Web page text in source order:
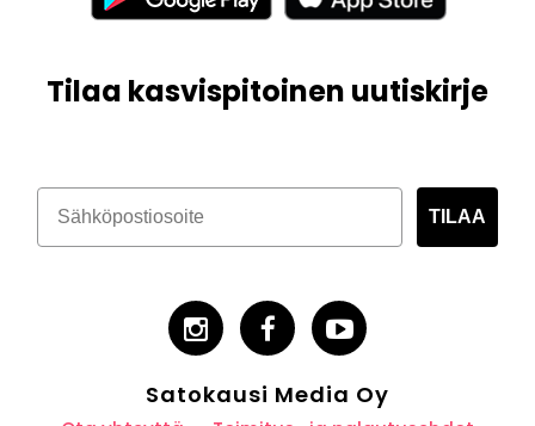
Tilaa kasvispitoinen uutiskirje
TILAA
Satokausi Media Oy